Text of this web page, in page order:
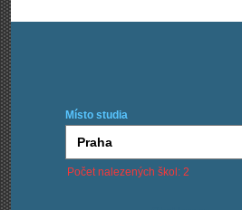
Místo studia
Počet nalezených škol: 2